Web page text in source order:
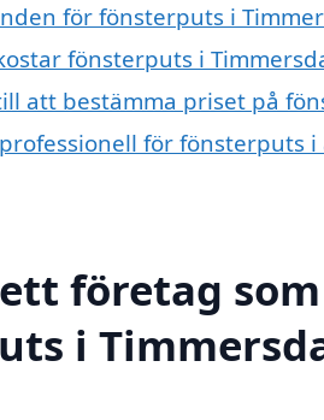
för fönsterputs i
fönsterputs i
att bestämma priset på
för fönsterputs
företag
i